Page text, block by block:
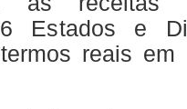
Estados e
reais em